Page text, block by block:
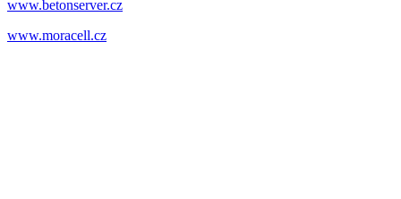
www.betonserver.cz
www.moracell.cz